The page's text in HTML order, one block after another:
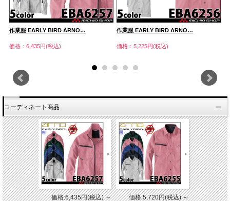
作業服 EARLY BIRD ARNO…
価格：6,435円(税込)
作業服 EARLY BIRD ARNO…
価格：5,225円(税込)
コーディネート商品
価格:6,435円(税込)～ 価格:5,720円(税込)～